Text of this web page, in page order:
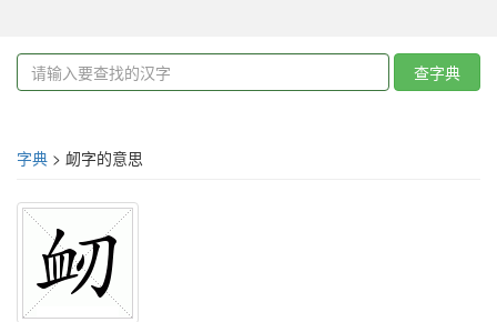
查字典
字典 > 衂字的意思